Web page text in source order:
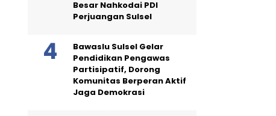
Besar Nahkodai PDI
Perjuangan Sulsel
Bawaslu Sulsel Gelar
Pendidikan Pengawas
Partisipatif, Dorong
Komunitas Berperan Aktif
Jaga Demokrasi